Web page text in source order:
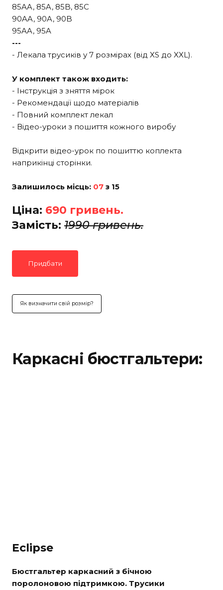
85AA, 85A, 85B, 85C
90AA, 90A, 90B
95AA, 95A
---
- Лекала трусиків у 7 розмірах (від XS до XXL).
У комплект також входить:
- Інструкція з зняття мірок
- Рекомендації щодо матеріалів
- Повний комплект лекал
- Відео-уроки з пошиття кожного виробу
Відкрити відео-урок по пошиттю коплекта
наприкінці сторінки.
Залишилось місць: 07 з 15
Ціна: 690 гривень.
Замість: 1990 гривень.
Придбати
Як визначити свій розмір?
Каркасні бюстгальтери:
Eclipse
Бюстгальтер каркасний з бічною
поролоновою підтримкою. Трусики